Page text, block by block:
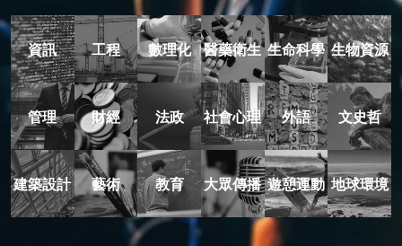
資訊 工程 數理化 醫藥衛生 生命科學 生物資源
管理 財經 法政 社會心理 外語 文史哲
建築設計 藝術 教育 大眾傳播 遊憩運動 地球環境